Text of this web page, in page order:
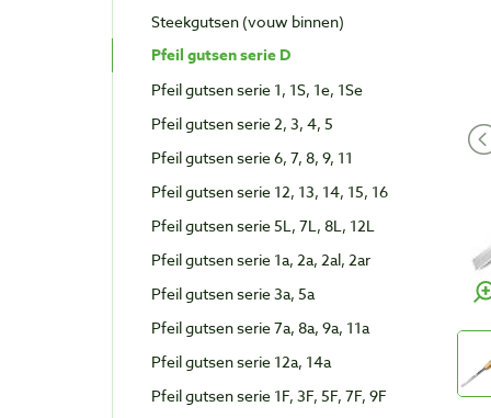
Steekgutsen (vouw binnen)
Pfeil gutsen serie D
Pfeil gutsen serie 1, 1S, 1e, 1Se
Pfeil gutsen serie 2, 3, 4, 5
Pfeil gutsen serie 6, 7, 8, 9, 11
Pfeil gutsen serie 12, 13, 14, 15, 16
Pfeil gutsen serie 5L, 7L, 8L, 12L
Pfeil gutsen serie 1a, 2a, 2al, 2ar
Pfeil gutsen serie 3a, 5a
Pfeil gutsen serie 7a, 8a, 9a, 11a
Pfeil gutsen serie 12a, 14a
Pfeil gutsen serie 1F, 3F, 5F, 7F, 9F